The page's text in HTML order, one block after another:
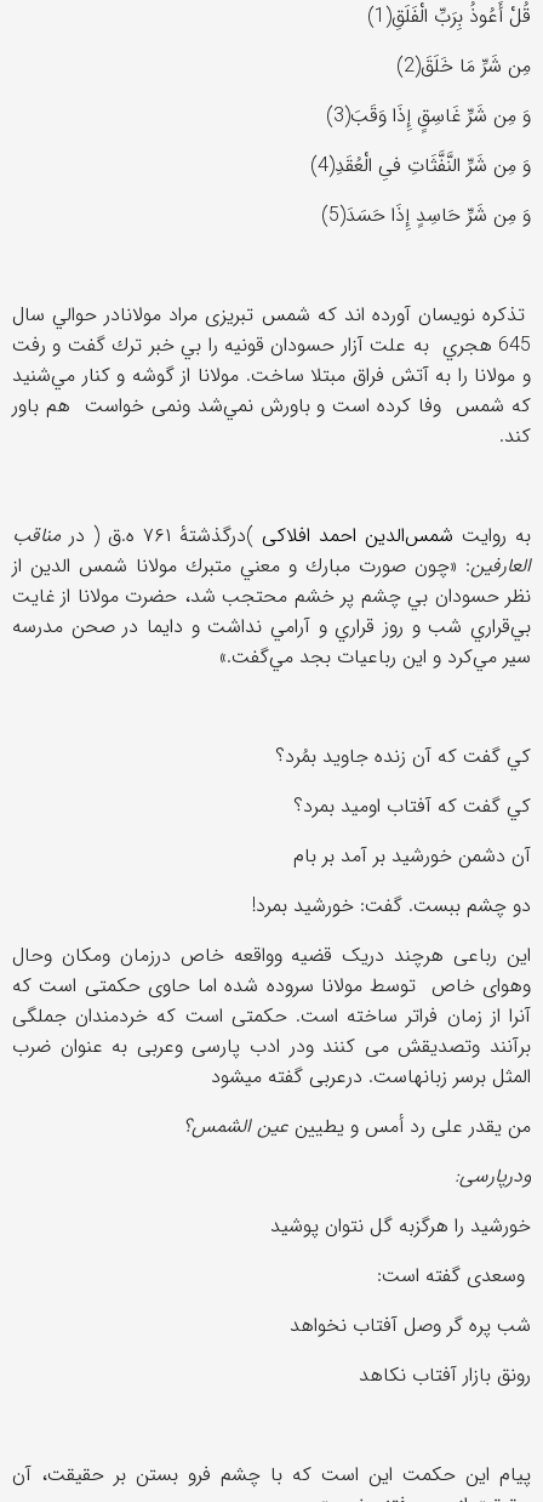
قُلْ أَعُوذُ بِرَبّ‏ِ الْفَلَقِ(1)
مِن شَرِّ مَا خَلَقَ(2)
وَ مِن شَرِّ غَاسِقٍ إِذَا وَقَبَ(3)
وَ مِن شَرِّ النَّفَّثَاتِ فىِ الْعُقَدِ(4)
وَ مِن شَرِّ حَاسِدٍ إِذَا حَسَدَ(5)
تذکره نویسان آورده اند که شمس تبریزی مراد مولانادر حوالي سال
645 هجري به علت آزار حسودان قونيه را بي خبر ترك گفت و رفت
و مولانا را به آتش فراق مبتلا ساخت. مولانا از گوشه و كنار مي‌شنيد
كه شمس وفا کرده است و باورش نمي‌شد ونمی خواست هم باور
کند.
به روايت شمس‌الدین احمد افلاکی (درگذشتهٔ ۷۶۱ ه.ق ) در مناقب
العارفين: «چون صورت مبارك و معني متبرك مولانا شمس الدين از
نظر حسودان بي چشم پر خشم محتجب شد، حضرت مولانا از غايت
بي‌قراري شب و روز قراري و آرامي نداشت و دايما در صحن مدرسه
سير مي‌كرد و اين رباعيات بجد مي‌گفت.»
كي گفت كه آن زنده جاويد بمُرد؟
كي گفت كه آفتاب اوميد بمرد؟
آن دشمن خورشيد بر آمد بر بام
دو چشم ببست. گفت: خورشيد بمرد!
این رباعی هرچند دریک قضیه وواقعه خاص درزمان ومکان وحال
وهوای خاص توسط مولانا سروده شده اما حاوی حکمتی است که
آنرا از زمان فراتر ساخته است. حکمتی است که خردمندان جملگی
برآنند وتصدیقش می کنند ودر ادب پارسی وعربی به عنوان ضرب
المثل برسر زبانهاست. درعربی گفته میشود
من یقدر علی رد أمس و یطیین عین الشمس؟
ودرپارسی:
خورشيد را هرگزبه گل نتوان پوشيد
وسعدی گفته است:
شب پره گر وصل آفتاب نخواهد
رونق بازار آفتاب نکاهد
پیام این حکمت این است که با چشم فرو بستن بر حقيقت، آن